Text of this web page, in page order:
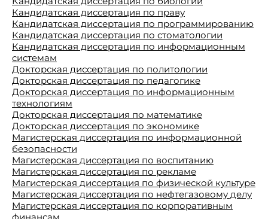
Кандидатская диссертация по праву
Кандидатская диссертация по программированию
Кандидатская диссертация по стоматологии
Кандидатская диссертация по информационным
системам
Докторская диссертация по политологии
Докторская диссертация по педагогике
Докторская диссертация по информационным
технологиям
Докторская диссертация по математике
Докторская диссертация по экономике
Магистерская диссертация по информационной
безопасности
Магистерская диссертация по воспитанию
Магистерская диссертация по рекламе
Магистерская диссертация по физической культуре
Магистерская диссертация по нефтегазовому делу
Магистерская диссертация по корпоративным